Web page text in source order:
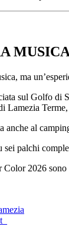
ma
sul Golfo di
Lamezia
anche al
sei palchi
2026